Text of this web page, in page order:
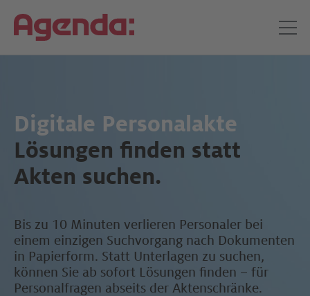
Digitale Personalakte
Lösungen finden statt
Akten suchen.
Bis zu 10 Minuten verlieren Personaler bei
einem einzigen Suchvorgang nach Dokumenten
in Papierform. Statt Unterlagen zu suchen,
können Sie ab sofort Lösungen finden – für
Personalfragen abseits der Aktenschränke.